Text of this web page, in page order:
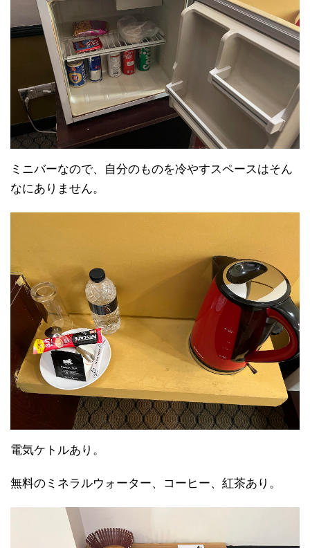
ミニバーなので、自分のものを冷やすスペースはそん
なにありません。
電気ケトルあり。
無料のミネラルウォーター、コーヒー、紅茶あり。